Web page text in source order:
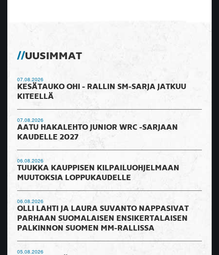
UUSIMMAT
07.08.2026
KESÄTAUKO OHI - RALLIN SM-SARJA JATKUU
KITEELLÄ
07.08.2026
AATU HAKALEHTO JUNIOR WRC -SARJAAN
KAUDELLE 2027
06.08.2026
TUUKKA KAUPPISEN KILPAILUOHJELMAAN
MUUTOKSIA LOPPUKAUDELLE
06.08.2026
OLLI LAHTI JA LAURA SUVANTO NAPPASIVAT
PARHAAN SUOMALAISEN ENSIKERTALAISEN
PALKINNON SUOMEN MM-RALLISSA
05.08.2026